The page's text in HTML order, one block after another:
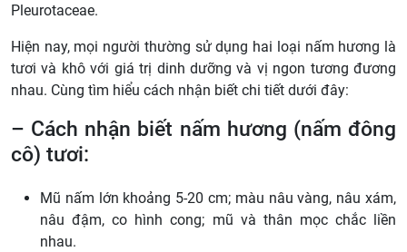
Pleurotaceae.
Hiện nay, mọi người thường sử dụng hai loại nấm hương là
tươi và khô với giá trị dinh dưỡng và vị ngon tương đương
nhau. Cùng tìm hiểu cách nhận biết chi tiết dưới đây:
– Cách nhận biết nấm hương (nấm đông
cô) tươi:
Mũ nấm lớn khoảng 5-20 cm; màu nâu vàng, nâu xám,
nâu đậm, co hình cong; mũ và thân mọc chắc liền
nhau.